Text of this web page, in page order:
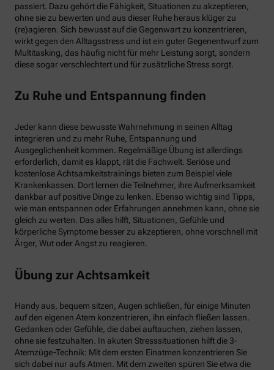
passiert. Dazu gehört die Fähigkeit, Situationen zu akzeptieren,
ohne sie zu bewerten und aus dieser Ruhe heraus klüger zu
(re)agieren. Sich bewusst auf die Gegenwart zu konzentrieren,
wirkt gegen den Alltagsstress und ist ein guter Gegenentwurf zum
Multitasking, das häufig nicht für mehr Leistung sorgt, sondern
diese sogar verschlechtert und für zusätzliche Stress sorgt.
Zu Ruhe und Entspannung finden
Jeder kann diese bewusste Wahrnehmung in seinen Alltag
integrieren und zu mehr Ruhe, Entspannung und
Ausgeglichenheit kommen. Regelmäßige Übung ist allerdings
erforderlich, damit es klappt, rät die Fachwelt. Seriöse und
kostenlose Achtsamkeitstrainings bieten zum Beispiel viele
Krankenkassen. Dort lernen die Teilnehmer, ihre Aufmerksamkeit
dankbar auf positive Dinge zu lenken. Ebenso wichtig sind Tipps,
wie man entspannen oder Erfahrungen annehmen kann, ohne sie
gleich zu werten. Das alles hilft, Situationen, Gefühle und
körperliche Symptome besser zu akzeptieren, ohne vorschnell mit
Ärger, Wut oder Angst zu reagieren.
Übung zur Achtsamkeit
Handy aus, bequem sitzen, Augen schließen, für einige Minuten
auf den eigenen Atem konzentrieren, ihn einfach fließen lassen.
Gedanken oder Gefühle, die dabei auftauchen, ziehen lassen,
ohne sie festzuhalten. In akuten Stresssituationen hilft die 3-
Atemzüge-Technik: Mit dem ersten Einatmen konzentrieren Sie
sich dabei nur aufs Atmen. Mit dem zweiten spüren Sie etwa die